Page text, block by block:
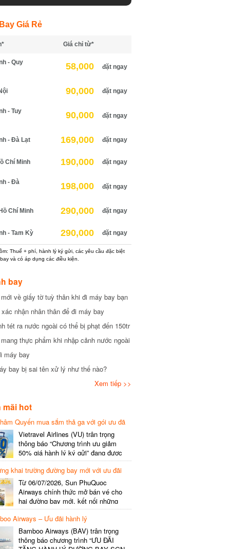
Giá Rẻ
Giá chỉ từ*
- Quy
58,000 đặt ngay
90,000 đặt ngay
- Tuy
90,000 đặt ngay
- Đà Lạt 169,000 đặt ngay
Chí Minh 190,000 đặt ngay
- Đà
198,000 đặt ngay
Chí Minh 290,000 đặt ngay
- Tam Kỳ 290,000 đặt ngay
Thuế + phí, hành lý ký gửi, các yêu cầu đặc biệt
và có áp dụng các điều kiện.
bay
về giấy tờ tuỳ thân khi đi máy bay bạn
nhận nhân thân để đi máy bay
tét ra nước ngoài có thể bị phạt đến 150tr
thực phẩm khi nhập cảnh nước ngoài
bay
bay bị sai tên xử lý như thế nào?
Xem tiếp >>
hot
Quyến mua sắm thả ga với gói ưu đã
gói cước
Vietravel Airlines (VU) trân trọng
thông báo “Chương trình ưu giảm
50% giá hành lý ký gửi” đang được
triển khai cho đường bay quốc tế mới
kết nối từ TP. Hồ Chí Minh
(SGN) đi Thâm Quyến – Trung Quốc
(SZX), chi tiết như sau: LỊCH BAY
CHI TIẾT Đường bay SHCB Giờ khởi
hành Giờ đến Tần suất…
khai trường đường bay mới với ưu đãi
Từ 06/07/2026, Sun PhuQuoc
Airways chính thức mở bán vé cho
hai đường bay mới, kết nối những
điểm đến giàu trải nghiệm, giúp hành
khách khám phá vẻ đẹp thiên nhiên
và văn hóa của miền Trung Việt Nam.
Thông tin đường bay mới Đường bay
Airways – Ưu đãi hành lý
Bamboo Airways (BAV) trân trọng
thông báo chương trình “ƯU ĐÃI